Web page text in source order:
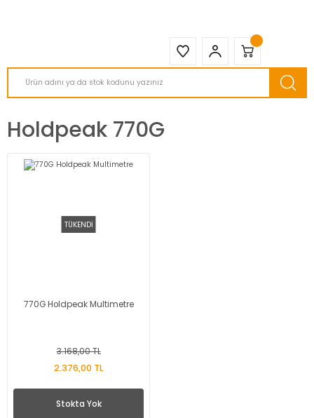
Holdpeak 770G
TÜKENDİ
770G Holdpeak Multimetre
3.168,00 TL
2.376,00 TL
Stokta Yok